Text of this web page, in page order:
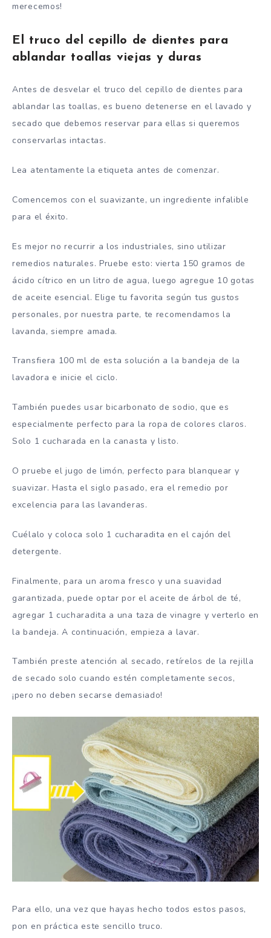
merecemos!
El truco del cepillo de dientes para
ablandar toallas viejas y duras
Antes de desvelar el truco del cepillo de dientes para
ablandar las toallas, es bueno detenerse en el lavado y
secado que debemos reservar para ellas si queremos
conservarlas intactas.
Lea atentamente la etiqueta antes de comenzar.
Comencemos con el suavizante, un ingrediente infalible
para el éxito.
Es mejor no recurrir a los industriales, sino utilizar
remedios naturales. Pruebe esto: vierta 150 gramos de
ácido cítrico en un litro de agua, luego agregue 10 gotas
de aceite esencial. Elige tu favorita según tus gustos
personales, por nuestra parte, te recomendamos la
lavanda, siempre amada.
Transfiera 100 ml de esta solución a la bandeja de la
lavadora e inicie el ciclo.
También puedes usar bicarbonato de sodio, que es
especialmente perfecto para la ropa de colores claros.
Solo 1 cucharada en la canasta y listo.
O pruebe el jugo de limón, perfecto para blanquear y
suavizar. Hasta el siglo pasado, era el remedio por
excelencia para las lavanderas.
Cuélalo y coloca solo 1 cucharadita en el cajón del
detergente.
Finalmente, para un aroma fresco y una suavidad
garantizada, puede optar por el aceite de árbol de té,
agregar 1 cucharadita a una taza de vinagre y verterlo en
la bandeja. A continuación, empieza a lavar.
También preste atención al secado, retírelos de la rejilla
de secado solo cuando estén completamente secos,
¡pero no deben secarse demasiado!
Para ello, una vez que hayas hecho todos estos pasos,
pon en práctica este sencillo truco.